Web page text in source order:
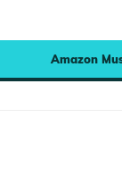
Amazon